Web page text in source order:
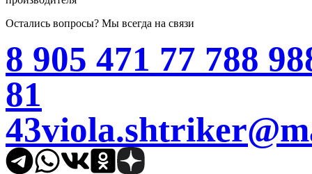
Остались вопросы? Мы всегда на связи
8 905 471 77 788
81
43
TelegramWhatsApp
VK Одноклассники
Дзен